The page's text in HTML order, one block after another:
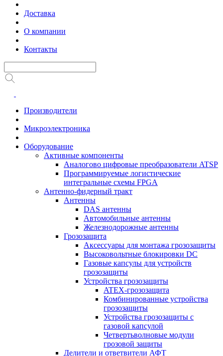
Доставка
О компании
Контакты
Производители
Микроэлектроника
Оборудование
Активные компоненты
Аналогово цифровые преобразователи ATSP
Программируемые логистические
интегральные схемы FPGA
Антенно-фидерный тракт
Антенны
DAS антенны
Автомобильные антенны
Железнодорожные антенны
Грозозащита
Аксессуары для монтажа грозозащиты
Высоковольтные блокировки DC
Газовые капсулы для устройств
грозозащиты
Устройства грозозащиты
ATEX-грозозащита
Комбинированные устройства
грозозащиты
Устройства грозозащиты с
газовой капсулой
Четвертьволновые модули
грозовой защиты
Делители и ответвители АФТ